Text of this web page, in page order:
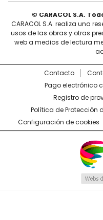
© CARACOL S.A.
CARACOL S.A. realiza una
usos de las obras y otras
web a medios de lectura
Contacto
Pago electrónico
Registro de
Política de Protección
Configuración de cookies